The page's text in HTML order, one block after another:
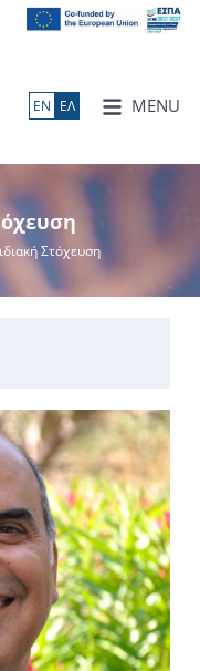
MENU
ΕN ΕΛ
Στόχευση